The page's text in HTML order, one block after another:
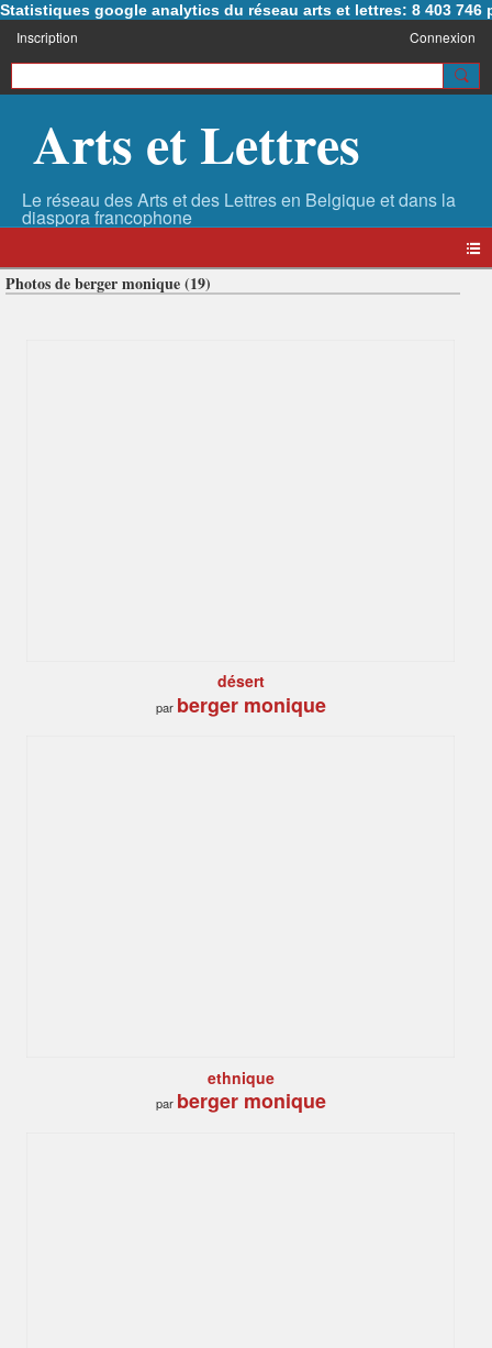
Statistiques google analytics du réseau arts et lettres: 8 403 746
Inscription Connexion
Arts et Lettres
Photos de berger monique (19)
désert
par berger monique
ethnique
par berger monique